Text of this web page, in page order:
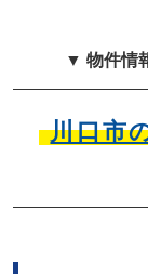
▼ 物件情
川口市